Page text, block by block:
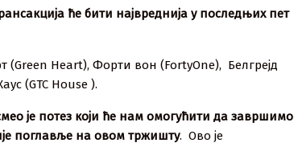
ће бити највреднија у последњих пет
(Green Heart), Форти вон (FortyOne), Белгрејд
(GTC House ).
је потез који ће нам омогућити да завршимо
поглавље на овом тржишту. Ово је